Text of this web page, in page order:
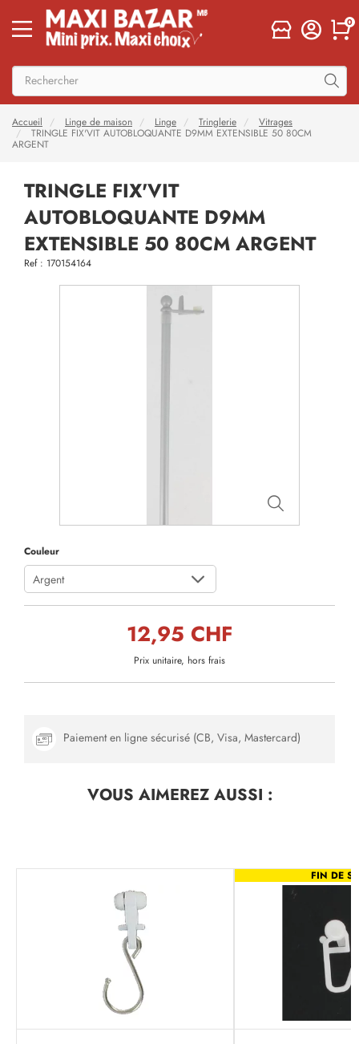
0
Accueil Linge de maison Linge Tringlerie
Vitrages
TRINGLE FIX'VIT AUTOBLOQUANTE D9MM EXTENSIBLE 50 80CM
ARGENT
TRINGLE FIX'VIT
AUTOBLOQUANTE D9MM
EXTENSIBLE 50 80CM ARGENT
Ref : 170154164
Couleur
Argent
12,95 CHF
Prix unitaire, hors frais
Paiement en ligne sécurisé (CB, Visa, Mastercard)
VOUS AIMEREZAUSSI :
FIN DE